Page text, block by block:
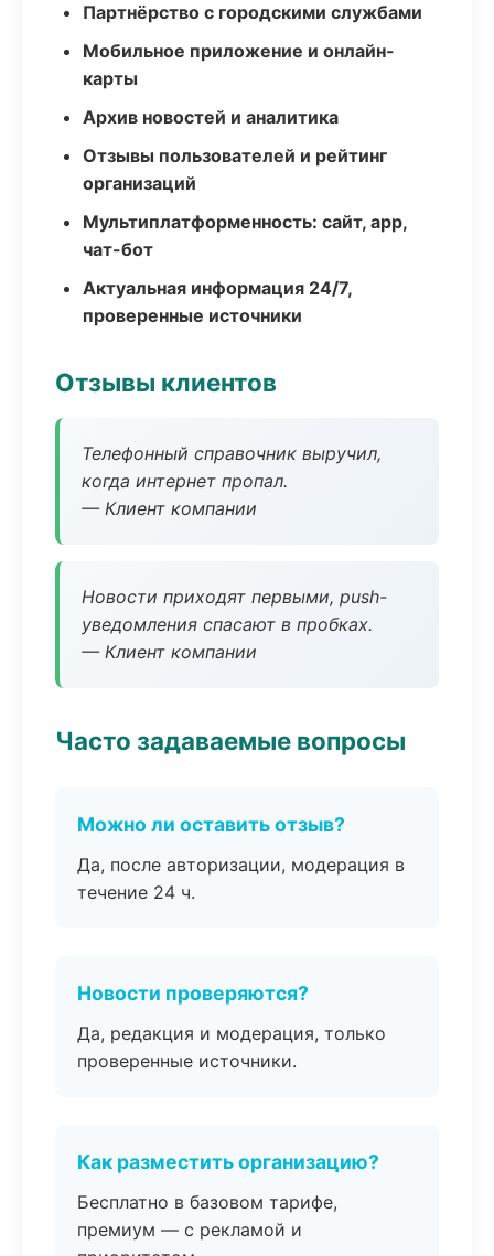
Партнёрство с городскими службами
Мобильное приложение и онлайн-
карты
Архив новостей и аналитика
Отзывы пользователей и рейтинг
организаций
Мультиплатформенность: сайт, app,
чат-бот
Актуальная информация 24/7,
проверенные источники
Отзывы клиентов
Телефонный справочник выручил,
когда интернет пропал.
— Клиент компании
Новости приходят первыми, push-
уведомления спасают в пробках.
— Клиент компании
Часто задаваемые вопросы
Можно ли оставить отзыв?
Да, после авторизации, модерация в
течение 24 ч.
Новости проверяются?
Да, редакция и модерация, только
проверенные источники.
Как разместить организацию?
Бесплатно в базовом тарифе,
премиум — с рекламой и